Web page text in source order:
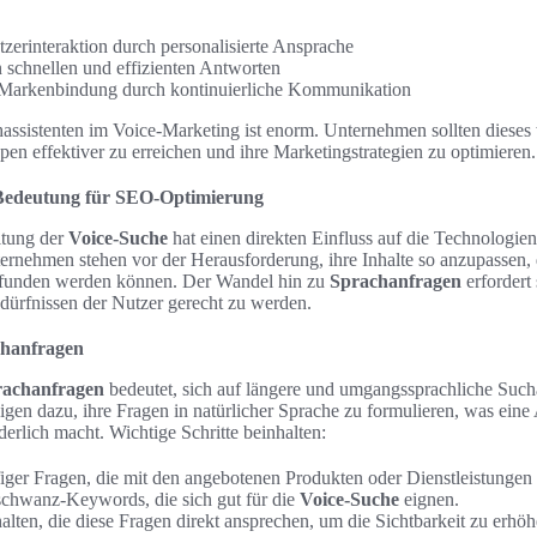
durch personalisierte Ansprache
und effizienten Antworten
durch kontinuierliche Kommunikation
im Voice-Marketing ist enorm. Unternehmen sollten
effektiver zu erreichen und ihre Marketingstrategien zu optimieren.
für SEO-Optimierung
derVoice-Suche hat einen direkten Einfluss auf die
stehen vor der Herausforderung, ihre Inhalte so anzupassen,
werden können. Der Wandel hin zu Sprachanfragen erfordert
der Nutzer gerecht zu werden.
bedeutet, sich auf längere und umgangssprachliche
dazu, ihre Fragen in natürlicher Sprache zu formulieren, was eine
macht. Wichtige Schritte beinhalten:
Fragen, die mit den angebotenen Produkten oder
Keywords, die sich gut für die Voice-Suche eignen.
die diese Fragen direkt ansprechen, um die Sichtbarkeit zu